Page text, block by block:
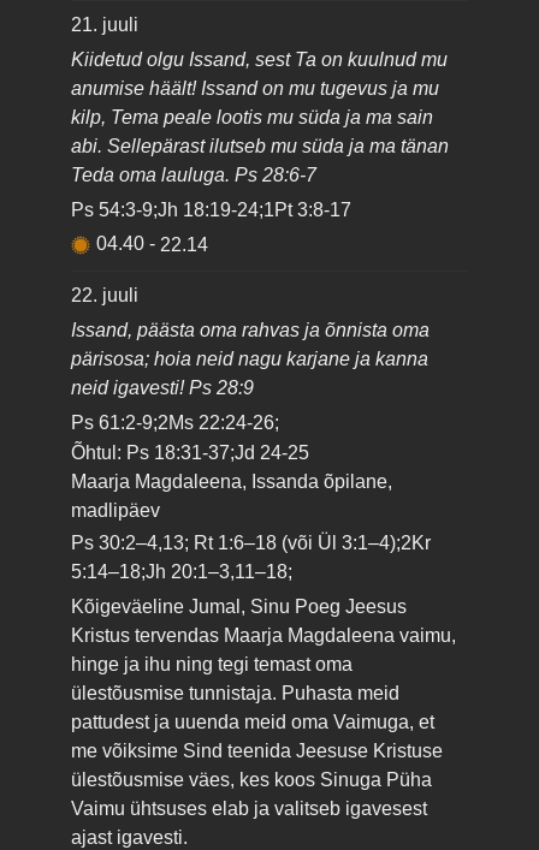
21. juuli
Kiidetud olgu Issand, sest Ta on kuulnud mu
anumise häält! Issand on mu tugevus ja mu
kilp, Tema peale lootis mu süda ja ma sain
abi. Sellepärast ilutseb mu süda ja ma tänan
Teda oma lauluga. Ps 28:6-7
Ps 54:3-9;Jh 18:19-24;1Pt 3:8-17
04.40- 22.14
22. juuli
Issand, päästa oma rahvas ja õnnista oma
pärisosa; hoia neid nagu karjane ja kanna
neid igavesti! Ps 28:9
Ps 61:2-9;2Ms 22:24-26;
Õhtul: Ps 18:31-37;Jd 24-25
Maarja Magdaleena, Issanda õpilane,
madlipäev
Ps 30:2–4,13; Rt 1:6–18 (või Ül 3:1–4);2Kr
5:14–18;Jh 20:1–3,11–18;
Kõigeväeline Jumal, Sinu Poeg Jeesus
Kristus tervendas Maarja Magdaleena vaimu,
hinge ja ihu ning tegi temast oma
ülestõusmise tunnistaja. Puhasta meid
pattudest ja uuenda meid oma Vaimuga, et
me võiksime Sind teenida Jeesuse Kristuse
ülestõusmise väes, kes koos Sinuga Püha
Vaimu ühtsuses elab ja valitseb igavesest
ajast igavesti.